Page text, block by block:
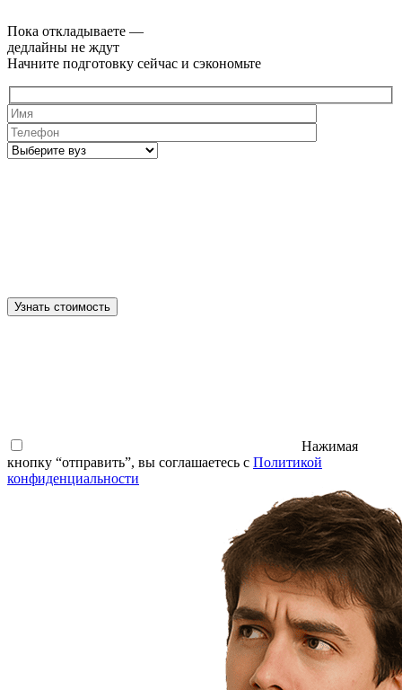
Пока откладываете —
дедлайны не ждут
Начните подготовку сейчас и сэкономьте
Узнать стоимость
Нажимая
кнопку “отправить”, вы соглашаетесь с Политикой
конфиденциальности